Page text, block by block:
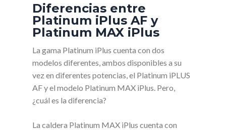
Diferencias entre
Platinum iPlus AF y
Platinum MAX iPlus
La gama Platinum iPlus cuenta con dos
modelos diferentes, ambos disponibles a su
vez en diferentes potencias, el Platinum iPLUS
AF y el modelo Platinum MAX iPlus. Pero,
¿cuál es la diferencia?
La caldera Platinum MAX iPlus cuenta con